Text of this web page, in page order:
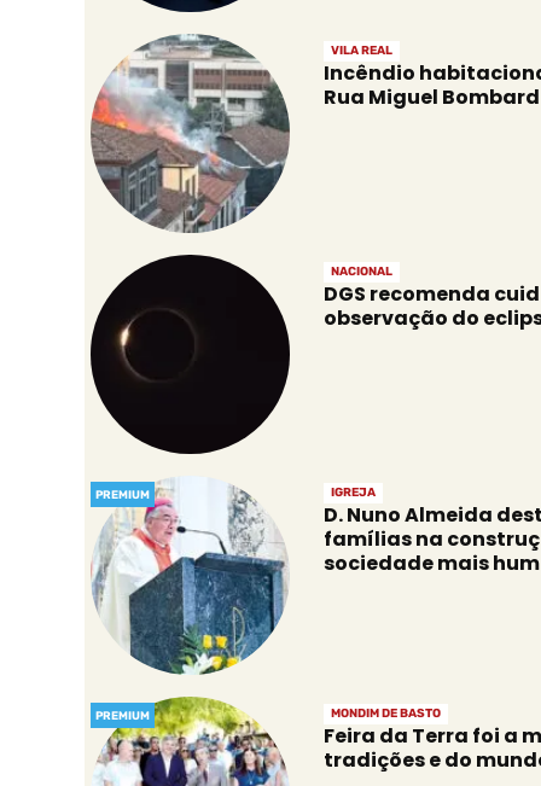
VILA REAL
Incêndio
Rua Miguel
NACIONAL
DGS recomenda
observação do
PREMIUM IGREJA
D. Nuno Almeida
famílias na
sociedade mais
PREMIUM MONDIM DE BASTO
Feira da Terra foi a
tradições e do